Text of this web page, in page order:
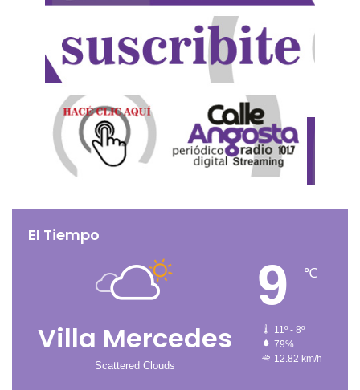
El Tiempo
Villa Mercedes
Scattered Clouds
9 ℃
11º - 8º
79%
12.82 km/h